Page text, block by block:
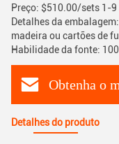
Preço: $510.00/sets 1-9
Detalhes da
madeira ou cartões de
Habilidade da fonte:
Obtenha o
Detalhes do produto